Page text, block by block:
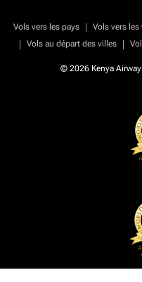
Vols vers les pays | Vols vers les
|
Vols au départ des villes |
© 2026 Kenya